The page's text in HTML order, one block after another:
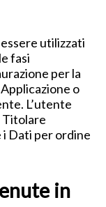
utilizzati
fasi
per la
o
L’utente
Titolare
Dati per ordine
in